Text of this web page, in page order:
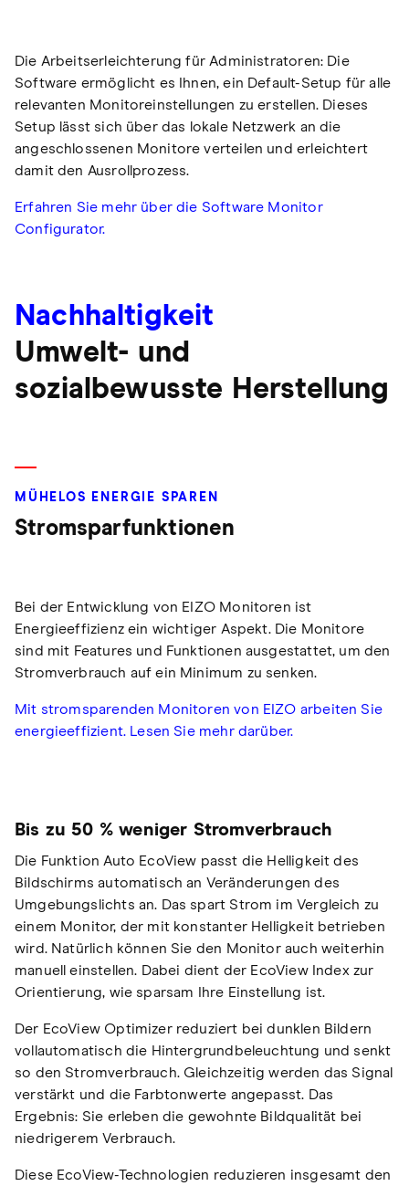
Die Arbeitserleichterung für Administratoren: Die
Software ermöglicht es Ihnen, ein Default-Setup für alle
relevanten Monitoreinstellungen zu erstellen. Dieses
Setup lässt sich über das lokale Netzwerk an die
angeschlossenen Monitore verteilen und erleichtert
damit den Ausrollprozess.
Erfahren Sie mehr über die Software Monitor
Configurator.
Nachhaltigkeit
Umwelt- und
sozialbewusste Herstellung
MÜHELOS ENERGIE SPAREN
Stromsparfunktionen
Bei der Entwicklung von EIZO Monitoren ist
Energieeffizienz ein wichtiger Aspekt. Die Monitore
sind mit Features und Funktionen ausgestattet, um den
Stromverbrauch auf ein Minimum zu senken.
Mit stromsparenden Monitoren von EIZO arbeiten Sie
energieeffizient. Lesen Sie mehr darüber.
Bis zu 50 % weniger Stromverbrauch
Die Funktion Auto EcoView passt die Helligkeit des
Bildschirms automatisch an Veränderungen des
Umgebungslichts an. Das spart Strom im Vergleich zu
einem Monitor, der mit konstanter Helligkeit betrieben
wird. Natürlich können Sie den Monitor auch weiterhin
manuell einstellen. Dabei dient der EcoView Index zur
Orientierung, wie sparsam Ihre Einstellung ist.
Der EcoView Optimizer reduziert bei dunklen Bildern
vollautomatisch die Hintergrundbeleuchtung und senkt
so den Stromverbrauch. Gleichzeitig werden das Signal
verstärkt und die Farbtonwerte angepasst. Das
Ergebnis: Sie erleben die gewohnte Bildqualität bei
niedrigerem Verbrauch.
Diese EcoView-Technologien reduzieren insgesamt den